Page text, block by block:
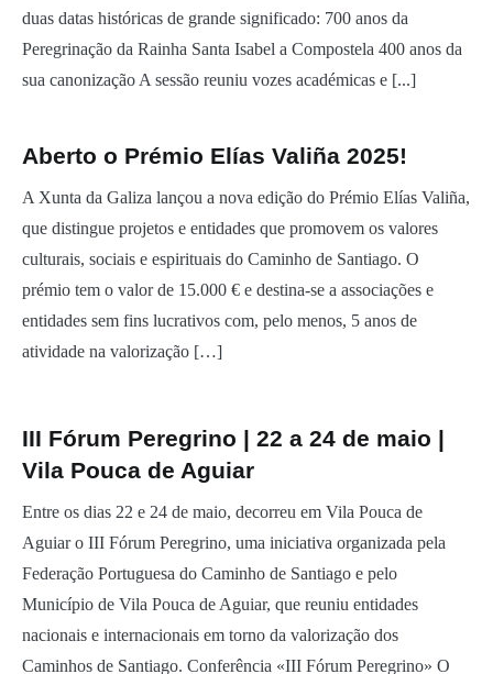
duas datas históricas de grande significado: 700 anos da
Peregrinação da Rainha Santa Isabel a Compostela 400 anos da
sua canonização A sessão reuniu vozes académicas e [...]
Aberto o Prémio Elías Valiña 2025!
A Xunta da Galiza lançou a nova edição do Prémio Elías Valiña,
que distingue projetos e entidades que promovem os valores
culturais, sociais e espirituais do Caminho de Santiago. O
prémio tem o valor de 15.000 € e destina-se a associações e
entidades sem fins lucrativos com, pelo menos, 5 anos de
atividade na valorização […]
III Fórum Peregrino | 22 a 24 de maio |
Vila Pouca de Aguiar
Entre os dias 22 e 24 de maio, decorreu em Vila Pouca de
Aguiar o III Fórum Peregrino, uma iniciativa organizada pela
Federação Portuguesa do Caminho de Santiago e pelo
Município de Vila Pouca de Aguiar, que reuniu entidades
nacionais e internacionais em torno da valorização dos
Caminhos de Santiago. Conferência «III Fórum Peregrino» O